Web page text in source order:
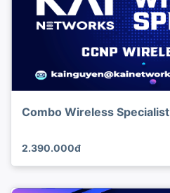
Combo Wireless Specialist
2.390.000đ